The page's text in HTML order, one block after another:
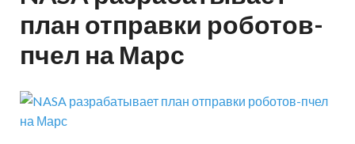
план отправки роботов-
пчел на Марс